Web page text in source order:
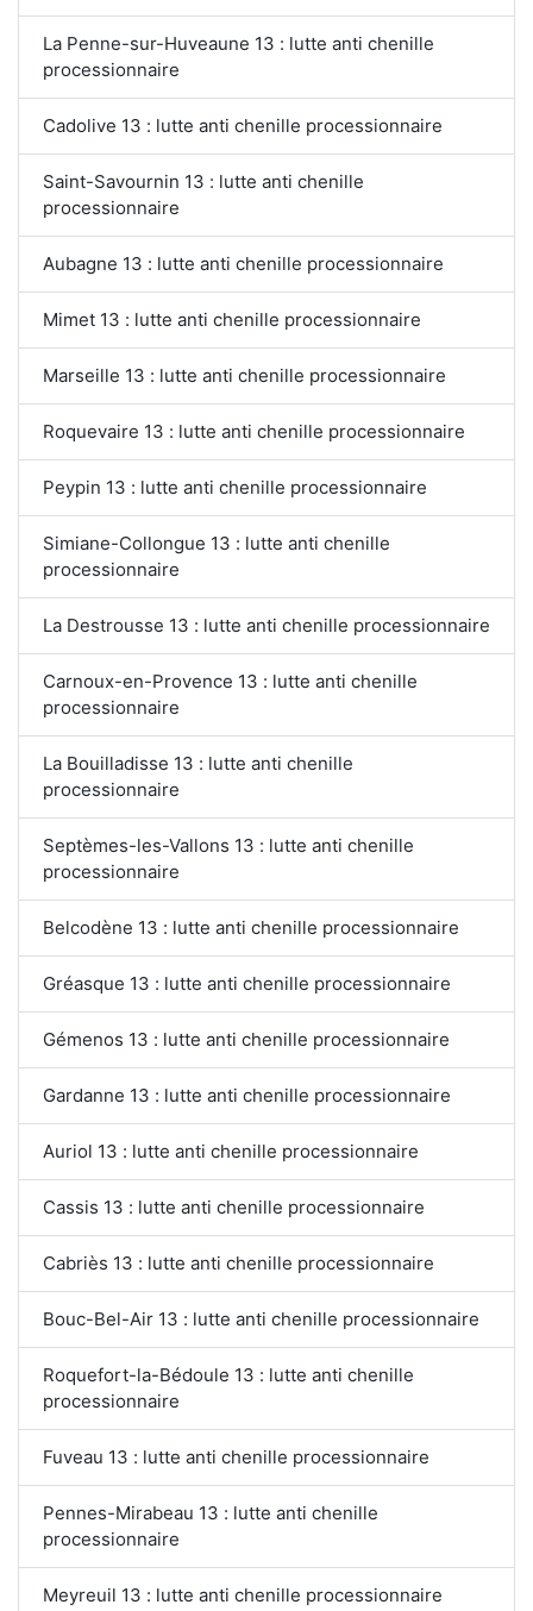
La Penne-sur-Huveaune 13 : lutte anti chenille
processionnaire
Cadolive 13 : lutte anti chenille processionnaire
Saint-Savournin 13 : lutte anti chenille
processionnaire
Aubagne 13 : lutte anti chenille processionnaire
Mimet 13 : lutte anti chenille processionnaire
Marseille 13 : lutte anti chenille processionnaire
Roquevaire 13 : lutte anti chenille processionnaire
Peypin 13 : lutte anti chenille processionnaire
Simiane-Collongue 13 : lutte anti chenille
processionnaire
La Destrousse 13 : lutte anti chenille processionnaire
Carnoux-en-Provence 13 : lutte anti chenille
processionnaire
La Bouilladisse 13 : lutte anti chenille
processionnaire
Septèmes-les-Vallons 13 : lutte anti chenille
processionnaire
Belcodène 13 : lutte anti chenille processionnaire
Gréasque 13 : lutte anti chenille processionnaire
Gémenos 13 : lutte anti chenille processionnaire
Gardanne 13 : lutte anti chenille processionnaire
Auriol 13 : lutte anti chenille processionnaire
Cassis 13 : lutte anti chenille processionnaire
Cabriès 13 : lutte anti chenille processionnaire
Bouc-Bel-Air 13 : lutte anti chenille processionnaire
Roquefort-la-Bédoule 13 : lutte anti chenille
processionnaire
Fuveau 13 : lutte anti chenille processionnaire
Pennes-Mirabeau 13 : lutte anti chenille
processionnaire
Meyreuil 13 : lutte anti chenille processionnaire